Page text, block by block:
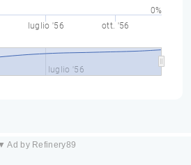
luglio '56 ott. '56
luglio '56
0%
Ad by Refinery89